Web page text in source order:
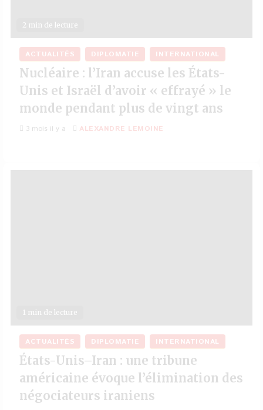
2 min de lecture
ACTUALITÉS DIPLOMATIE INTERNATIONAL
Nucléaire : l’Iran accuse les États-
Unis et Israël d’avoir « effrayé » le
monde pendant plus de vingt ans
3 mois il y a ALEXANDRE LEMOINE
1 min de lecture
ACTUALITÉS DIPLOMATIE INTERNATIONAL
États-Unis–Iran : une tribune
américaine évoque l’élimination des
négociateurs iraniens